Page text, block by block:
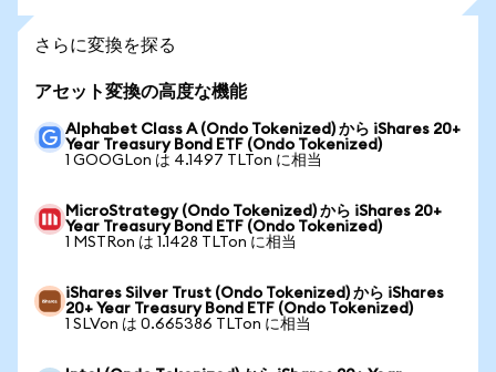
さらに変換を探る
アセット変換の高度な機能
Alphabet Class A (Ondo Tokenized) から iShares 20+
Year Treasury Bond ETF (Ondo Tokenized)
1 GOOGLon は 4.1497 TLTon に相当
MicroStrategy (Ondo Tokenized) から iShares 20+
Year Treasury Bond ETF (Ondo Tokenized)
1 MSTRon は 1.1428 TLTon に相当
iShares Silver Trust (Ondo Tokenized) から iShares
20+ Year Treasury Bond ETF (Ondo Tokenized)
1 SLVon は 0.665386 TLTon に相当